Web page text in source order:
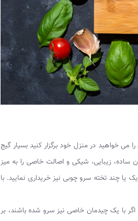
خواهید در منزل خود برگزار کنید بسیار گیج
ساده، زیبایی، شیکی و اصالت خاصی را به میز
یا چند تخته سرو چوبی نیز خریداری نمایید. با
با یک چیدمان خاصی نیز سرو شده باشند، بر